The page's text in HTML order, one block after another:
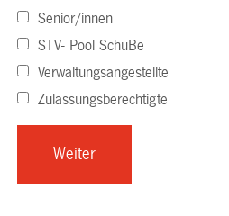
Senior/innen
STV- Pool SchuBe
Verwaltungsangestellte
Zulassungsberechtigte